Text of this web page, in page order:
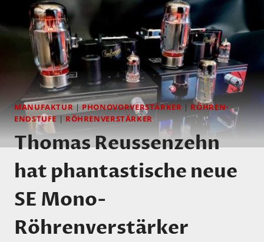
MANUFAKTUR| PHONOVORVERSTÄRKER | RÖHREN-
ENDSTUFE | RÖHRENVERSTÄRKER
Thomas Reussenzehn
hat phantastische neue
SE Mono-
Röhrenverstärker